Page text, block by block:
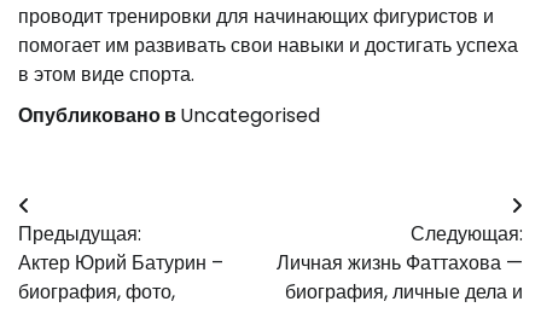
проводит тренировки для начинающих фигуристов и
помогает им развивать свои навыки и достигать успеха
в этом виде спорта.
Опубликовано вUncategorised
Навигация
по
записям
Предыдущая:
Актер Юрий Батурин –
биография, фото,
Следующая:
Личная жизнь Фаттахова —
биография, личные дела и